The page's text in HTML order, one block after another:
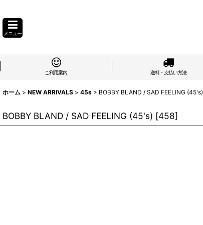
メニュー
ご利用案内 送料・支払い方法
ホーム > NEW ARRIVALS > 45s > BOBBY BLAND / SAD FEELING (45's)
BOBBY BLAND / SAD FEELING (45's) [458]